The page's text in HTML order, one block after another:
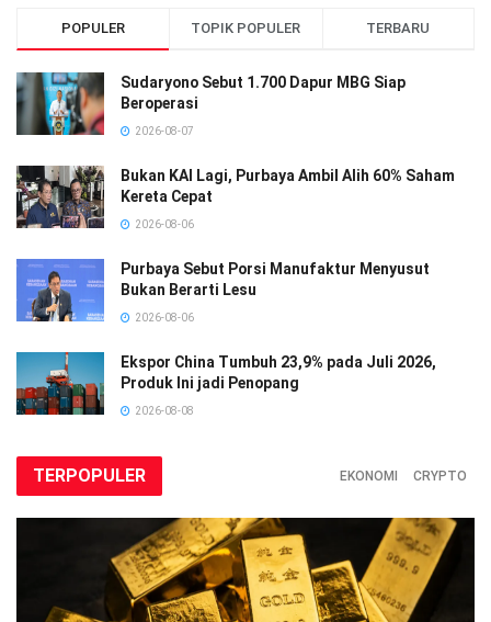
POPULER TOPIK POPULER TERBARU
Sudaryono Sebut 1.700 Dapur MBG Siap
Beroperasi
2026-08-07
Bukan KAI Lagi, Purbaya Ambil Alih 60% Saham
Kereta Cepat
2026-08-06
Purbaya Sebut Porsi Manufaktur Menyusut
Bukan Berarti Lesu
2026-08-06
Ekspor China Tumbuh 23,9% pada Juli 2026,
Produk Ini jadi Penopang
2026-08-08
TERPOPULER EKONOMI CRYPTO